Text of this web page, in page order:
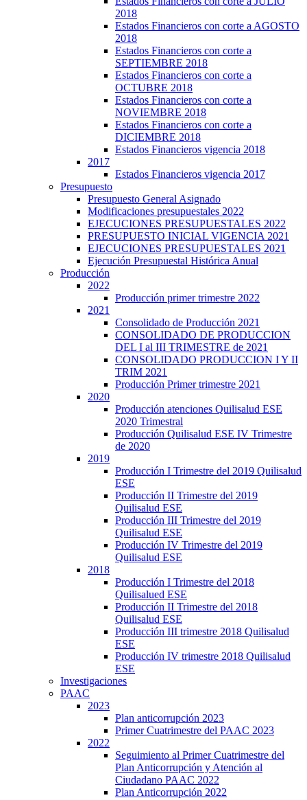
2018
Estados Financieros con corte a AGOSTO
2018
Estados Financieros con corte a
SEPTIEMBRE 2018
Estados Financieros con corte a
OCTUBRE 2018
Estados Financieros con corte a
NOVIEMBRE 2018
Estados Financieros con corte a
DICIEMBRE 2018
Estados Financieros vigencia 2018
2017
Estados Financieros vigencia 2017
Presupuesto
Presupuesto General Asignado
Modificaciones presupuestales 2022
EJECUCIONES PRESUPUESTALES 2022
PRESUPUESTO INICIAL VIGENCIA 2021
EJECUCIONES PRESUPUESTALES 2021
Ejecución Presupuestal Histórica Anual
Producción
2022
Producción primer trimestre 2022
2021
Consolidado de Producción 2021
CONSOLIDADO DE PRODUCCION
DEL I al III TRIMESTRE de 2021
CONSOLIDADO PRODUCCION I Y II
TRIM 2021
Producción Primer trimestre 2021
2020
Producción atenciones Quilisalud ESE
2020 Trimestral
Producción Quilisalud ESE IV Trimestre
de 2020
2019
Producción I Trimestre del 2019 Quilisalud
ESE
Producción II Trimestre del 2019
Quilisalud ESE
Producción III Trimestre del 2019
Quilisalud ESE
Producción IV Trimestre del 2019
Quilisalud ESE
2018
Producción I Trimestre del 2018
Quilisalued ESE
Producción II Trimestre del 2018
Quilisalud ESE
Producción III trimestre 2018 Quilisalud
ESE
Producción IV trimestre 2018 Quilisalud
ESE
Investigaciones
PAAC
2023
Plan anticorrupción 2023
Primer Cuatrimestre del PAAC 2023
2022
Seguimiento al Primer Cuatrimestre del
Plan Anticorrupción y Atención al
Ciudadano PAAC 2022
Plan Anticorrupción 2022